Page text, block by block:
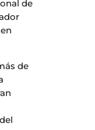
de
de